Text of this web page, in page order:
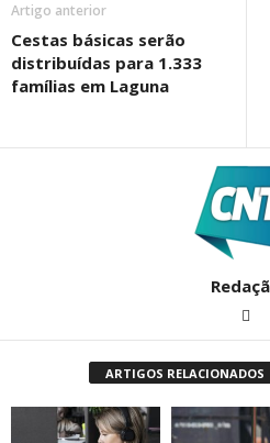
Artigo anterior
Cestas básicas serão
distribuídas para 1.333
famílias em Laguna
ARTIGOS RELACIONADOS